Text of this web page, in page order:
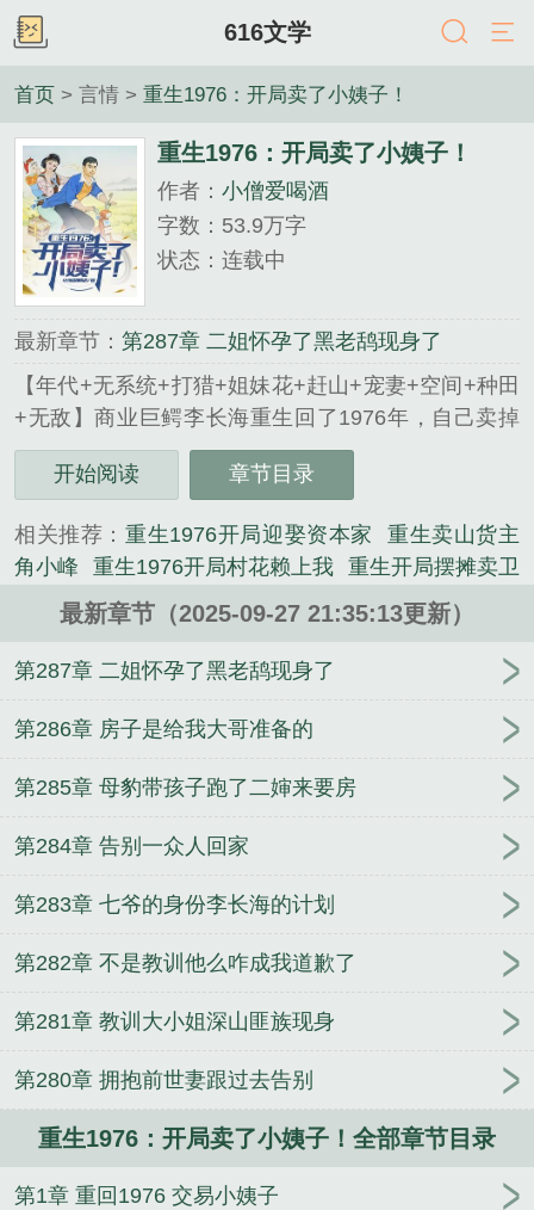
616文学
首页 > 言情 > 重生1976：开局卖了小姨子！
重生1976：开局卖了小姨子！
作者： 小僧爱喝酒
字数：53.9万字
状态：连载中
最新章节： 第287章 二姐怀孕了黑老鸹现身了
【年代+无系统+打猎+姐妹花+赶山+宠妻+空间+种田
+无敌】商业巨鳄李长海重生回了1976年，自己卖掉
小姨子，逼得老婆上吊自尽的那一天！重活一世，他
发誓一定要扭转命运，弥补上一世的遗憾，加倍的补
进山挖参，顺便搞点儿蝲蛄、雪蛤、野鸡等小动物打
打牙祭。杀野猪，斩恶狼，斗一斗熊瞎子；围野兔，
驯猞猁，熬一熬金脖雕！捕獾子，擒紫貂，战一战东
麝獐，搏一搏金钱豹；赶田鼠，擒飞龙，养一养野狐
松茸、寒葱、柴胡、嗷嗷叫……李长海唯一的目标，
就是吃顿热乎饭，眯眼晒暖阳，老婆孩子热炕头！...
《重生1976：开局卖了小姨子！》是小僧爱喝酒精心
创作的言情类小说。
开始阅读 章节目录
相关推荐： 重生1976开局迎娶资本家
重生卖山货主
角小峰
重生1976开局村花赖上我 重生开局摆摊卖卫
重生1976开局卖了小姨加料
重生开局卖工作
重生1976开局赶山
重生1976年开局入伍的
1976开局迎娶资本家小姐 重生1976开局赶山打猎
读全文
重生1976开局赶山林辰的
重生1976开局送
开局卖大了 开局接盘两姐妹 重生1976开局撕毁回城
了
重生1976开局接盘两个女人
重生开局被卖她在七
零杀疯了全文免费阅读
重生1976开局摸鱼又捞
重生
1976开局卖了小姨的TXT
最新章节（2025-09-27 21:35:13更新）
第287章 二姐怀孕了黑老鸹现身了
第286章 房子是给我大哥准备的
第285章 母豹带孩子跑了二婶来要房
第284章 告别一众人回家
第283章 七爷的身份李长海的计划
第282章 不是教训他么咋成我道歉了
第281章 教训大小姐深山匪族现身
第280章 拥抱前世妻跟过去告别
重生1976：开局卖了小姨子！全部章节目录
第1章 重回1976 交易小姨子